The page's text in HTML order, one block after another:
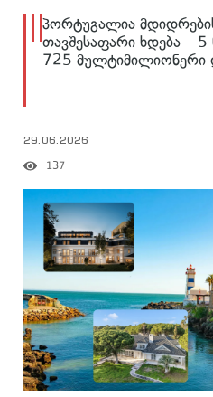
პორტუგალია
თავშესაფარი ხდება – 5
725 მულტიმილიონერი
29.06.2026
137